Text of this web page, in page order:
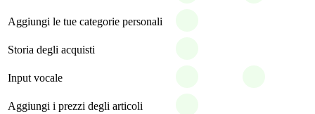
Aggiungi le tue categorie personali
Storia degli acquisti
Input vocale
Aggiungi i prezzi degli articoli